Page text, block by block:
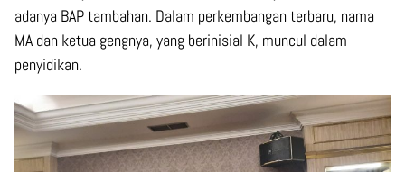
adanya BAP tambahan. Dalam perkembangan terbaru, nama
MA dan ketua gengnya, yang berinisial K, muncul dalam
penyidikan.